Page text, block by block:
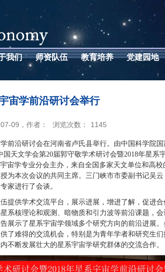
我们 师资队伍 教育培养 党建园地
宙学前沿研讨会举行
09，作者： 浏览次数： 1145
前沿研讨会在河南省卢氏县举行。由中国科学院国
天文学会第20届郭守敬学术研讨会暨2018年星系宇
学专业分会主办，来自全国多家天文单位和高校
本次会议的共同主席。三门峡市市委副书记吴云
家进行了会谈。
提供学术交流平台，展示进展，增进了解，促进合
核理论和观测、暗物质和引力波等前沿课题，会
展示了星系宇宙学领域多个研究方向的前沿进展。
难得的交流机会，特别是为青年学者和研究生们
不断发展壮大的星系宇宙学研究群体的交流合作。